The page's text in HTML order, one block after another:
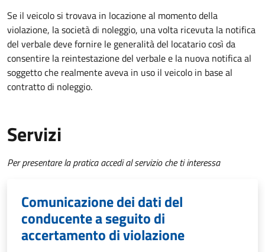
Se il veicolo si trovava in locazione al momento della
violazione, la società di noleggio, una volta ricevuta la notifica
del verbale deve fornire le generalità del locatario così da
consentire la reintestazione del verbale e la nuova notifica al
soggetto che realmente aveva in uso il veicolo in base al
contratto di noleggio.
Servizi
Per presentare la pratica accedi al servizio che ti interessa
Comunicazione dei dati del
conducente a seguito di
accertamento di violazione